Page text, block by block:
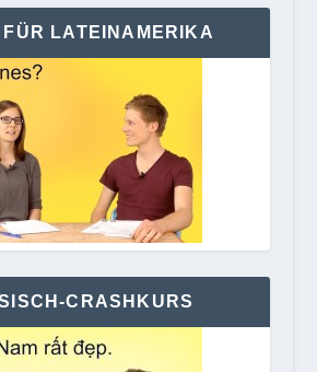
LATEINAMERIKA
CRASHKURS